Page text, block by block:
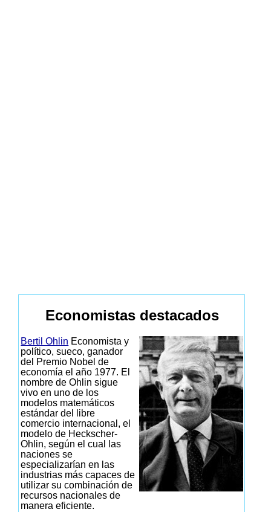
Economistas destacados
Bertil Ohlin Economista y
político, sueco, ganador
del Premio Nobel de
economía el año 1977. El
nombre de Ohlin sigue
vivo en uno de los
modelos matemáticos
estándar del libre
comercio internacional, el
modelo de Heckscher-
Ohlin, según el cual las
naciones se
especializarían en las
industrias más capaces de
utilizar su combinación de
recursos nacionales de
manera eficiente.